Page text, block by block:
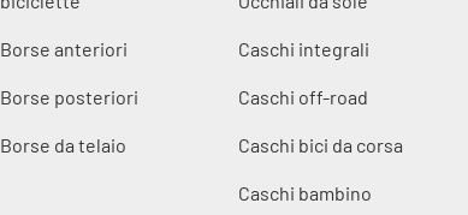
Borse anteriori
Borse posteriori
Borse da telaio
Caschi integrali
Caschi off-road
Caschi bici da corsa
Caschi bambino